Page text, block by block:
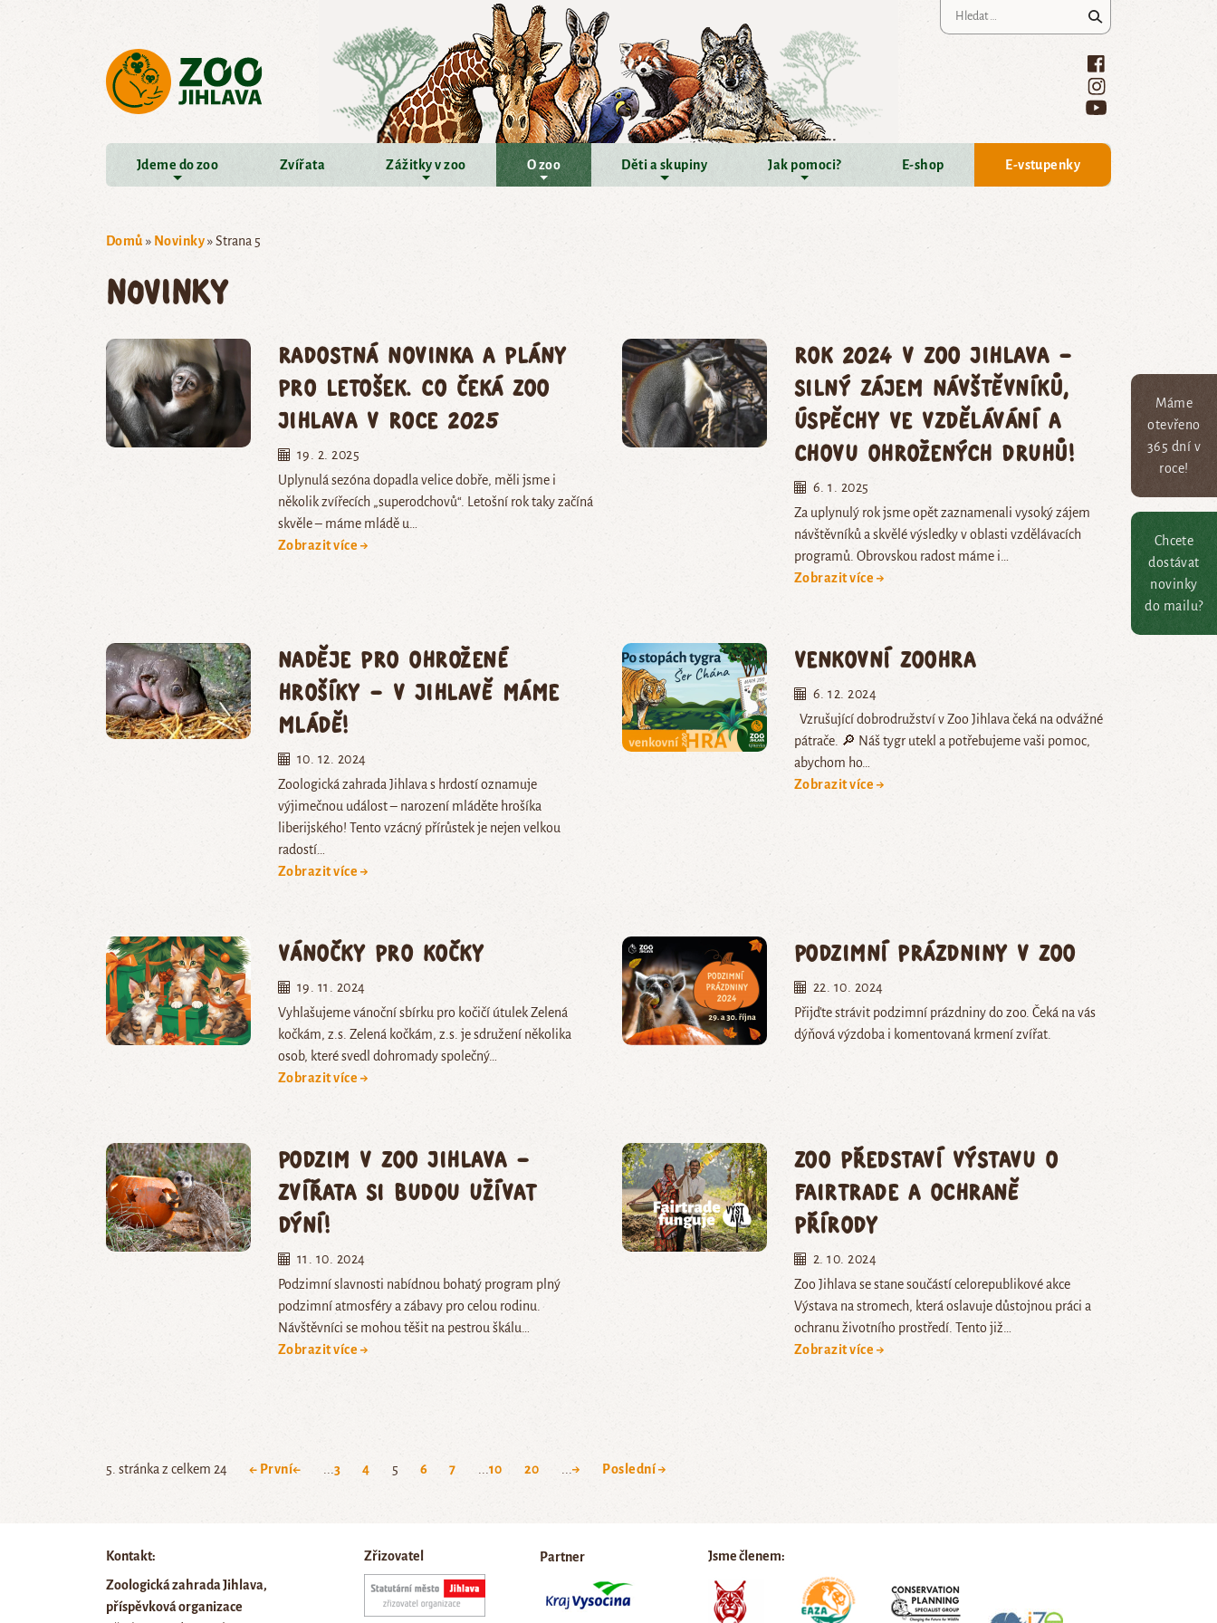
Máme
otevřeno
365 dní v
roce!
Chcete
dostávat
novinky
do mailu?
Jdeme do zoo Zvířata Zážitky v zoo O zoo Děti a skupiny Jak pomoci? E-shop E-vstupenky
Domů » Novinky»Strana 5
Novinky
Radostná novinka a plány
pro letošek. Co čeká Zoo
Jihlava v roce 2025
19. 2. 2025
Uplynulá sezóna dopadla velice dobře, měli jsme i
několik zvířecích „superodchovů“. Letošní rok taky začíná
skvěle – máme mládě u…
Zobrazit více →
Rok 2024 v Zoo Jihlava –
Silný zájem návštěvníků,
úspěchy ve vzdělávání a
chovu ohrožených druhů!
6. 1. 2025
Za uplynulý rok jsme opět zaznamenali vysoký zájem
návštěvníků a skvělé výsledky v oblasti vzdělávacích
programů. Obrovskou radost máme i…
Zobrazit více →
Naděje pro ohrožené
hrošíky – v Jihlavě máme
mládě!
10. 12. 2024
Zoologická zahrada Jihlava s hrdostí oznamuje
výjimečnou událost – narození mláděte hrošíka
liberijského! Tento vzácný přírůstek je nejen velkou
radostí…
Zobrazit více →
Venkovní zooHRA
6. 12. 2024
Vzrušující dobrodružství v Zoo Jihlava čeká na odvážné
pátrače. 🔎 Náš tygr utekl a potřebujeme vaši pomoc,
abychom ho…
Zobrazit více →
Vánočky pro kočky
19. 11. 2024
Vyhlašujeme vánoční sbírku pro kočičí útulek Zelená
kočkám, z.s. Zelená kočkám, z.s. je sdružení několika
osob, které svedl dohromady společný…
Zobrazit více →
Podzimní prázdniny v zoo
22. 10. 2024
Přijďte strávit podzimní prázdniny do zoo. Čeká na vás
dýňová výzdoba i komentovaná krmení zvířat.
Podzim v Zoo Jihlava –
zvířata si budou užívat
dýní!
11. 10. 2024
Podzimní slavnosti nabídnou bohatý program plný
podzimní atmosféry a zábavy pro celou rodinu.
Návštěvníci se mohou těšit na pestrou škálu…
Zobrazit více →
Zoo představí výstavu o
Fairtrade a ochraně
přírody
2. 10. 2024
Zoo Jihlava se stane součástí celorepublikové akce
Výstava na stromech, která oslavuje důstojnou práci a
ochranu životního prostředí. Tento již…
Zobrazit více →
5. stránka z celkem 24 ← První← 3 4 5 6 7 10 20 → Poslední →
Kontakt:
Zoologická zahrada Jihlava,
příspěvková organizace
Zřizovatel Partner Jsme členem: